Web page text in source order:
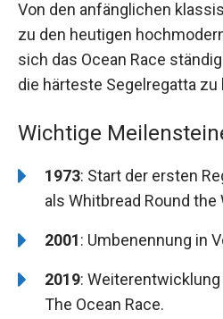
Von den anfänglichen
zu den heutigen
sich das Ocean Race
die härteste Segelregatta zu
Wichtige
1973: Start der ersten
als Whitbread Round the
2001: Umbenennung in
2019:
The Ocean Race.